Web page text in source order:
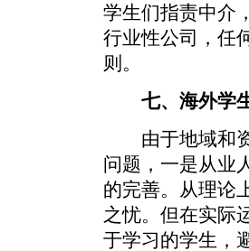
学生们指责中介
行业性公司，任
则。
七、海外学生
由于地域和资
问题，一是从业
的完善。从理论
之忧。但在实际
于学习的学生，